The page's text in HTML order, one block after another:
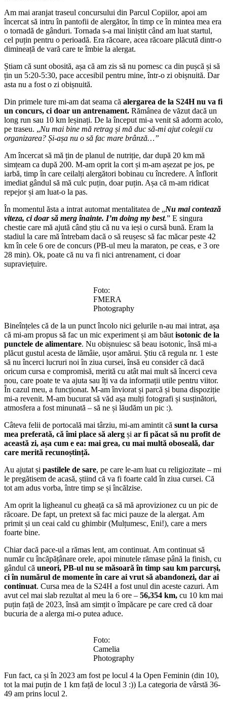
Am mai aranjat traseul concursului din Parcul Copiilor, apoi am
încercat să intru în pantofii de alergător, în timp ce în mintea mea era
o tornadă de gânduri. Tornada s-a mai liniștit când am luat startul,
cel puțin pentru o perioadă. Era răcoare, acea răcoare plăcută dintr-o
dimineață de vară care te îmbie la alergat.
Știam că sunt obosită, așa că am zis să nu pornesc ca din pușcă și să
țin un 5:20-5:30, pace accesibil pentru mine, într-o zi obișnuită. Dar
asta nu a fost o zi obișnuită.
Din primele ture mi-am dat seama că alergarea de la S24H nu va fi
un concurs, ci doar un antrenament. Rămânea de văzut dacă un
long run sau 10 km leșinați. De la început mi-a venit să adorm acolo,
pe traseu. „Nu mai bine mă retrag și mă duc să-mi ajut colegii cu
organizarea? Și-așa nu o să fac mare brânză…”
Am încercat să mă țin de planul de nutriție, dar după 20 km mă
simțeam ca după 200. M-am oprit la cort și m-am așezat pe jos, pe
iarbă, timp în care ceilalți alergători bobinau cu încredere. A înflorit
imediat gândul să mă culc puțin, doar puțin. Așa că m-am ridicat
repejor și am luat-o la pas.
În momentul ăsta a intrat automat mentalitatea de „Nu mai contează
viteza, ci doar să merg înainte. I’m doing my best.” E singura
chestie care mă ajută când știu că nu va ieși o cursă bună. Eram la
stadiul la care mă întrebam dacă o să reușesc să fac măcar peste 42
km în cele 6 ore de concurs (PB-ul meu la maraton, pe ceas, e 3 ore
28 min). Ok, poate că nu va fi nici antrenament, ci doar
supraviețuire.
Foto:
FMERA
Photography
Bineînțeles că de la un punct încolo nici gelurile n-au mai intrat, așa
că mi-am propus să fac un mic experiment și am băut isotonic de la
punctele de alimentare. Nu obișnuiesc să beau isotonic, însă mi-a
plăcut gustul acesta de lămâie, ușor amărui. Știu că regula nr. 1 este
să nu încerci lucruri noi în ziua cursei, însă eu consider că dacă
oricum cursa e compromisă, merită cu atât mai mult să încerci ceva
nou, care poate te va ajuta sau îți va da informații utile pentru viitor.
În cazul meu, a funcționat. M-am înviorat și parcă și buna dispoziție
mi-a revenit. M-am bucurat să văd așa mulți fotografi și susținători,
atmosfera a fost minunată – să ne și lăudăm un pic :).
Câteva felii de portocală mai târziu, mi-am amintit că sunt la cursa
mea preferată, că îmi place să alerg și ar fi păcat să nu profit de
această zi, așa cum e ea: mai grea, cu mai multă oboseală, dar
care merită recunoștință.
Au ajutat și pastilele de sare, pe care le-am luat cu religiozitate – mi
le pregătisem de acasă, știind că va fi foarte cald în ziua cursei. Că
tot am adus vorba, între timp se și încălzise.
Am oprit la ligheanul cu gheață ca să mă aprovizionez cu un pic de
răcoare. De fapt, un pretext să fac mici pauze de la alergat. Am
primit și un ceai cald cu ghimbir (Mulțumesc, Eni!), care a mers
foarte bine.
Chiar dacă pace-ul a rămas lent, am continuat. Am continuat să
număr cu încăpățânare orele, apoi minutele rămase până la finish, cu
gândul că uneori, PB-ul nu se măsoară în timp sau km parcurși,
ci în numărul de momente în care ai vrut să abandonezi, dar ai
continuat. Cursa mea de la S24H a fost unul din aceste cazuri. Am
avut cel mai slab rezultat al meu la 6 ore – 56,354 km, cu 10 km mai
puțin față de 2023, însă am simțit o împăcare pe care cred că doar
bucuria de a alerga mi-o putea aduce.
Foto:
Camelia
Photography
Fun fact, ca și în 2023 am fost pe locul 4 la Open Feminin (din 10),
tot la mai puțin de 1 km față de locul 3 :)) La categoria de vârstă 36-
49 am prins locul 2.